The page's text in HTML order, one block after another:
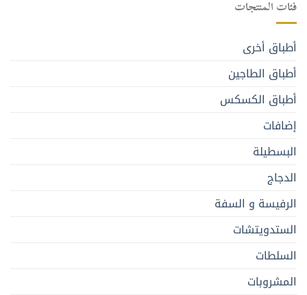
فئات المنتجات
أطباق أخرى
أطباق الطاجين
أطباق الكسكس
إضافات
البسطيلة
الدجاج
الرفيسة و السفة
الستدويتشات
السلطات
المشروبات